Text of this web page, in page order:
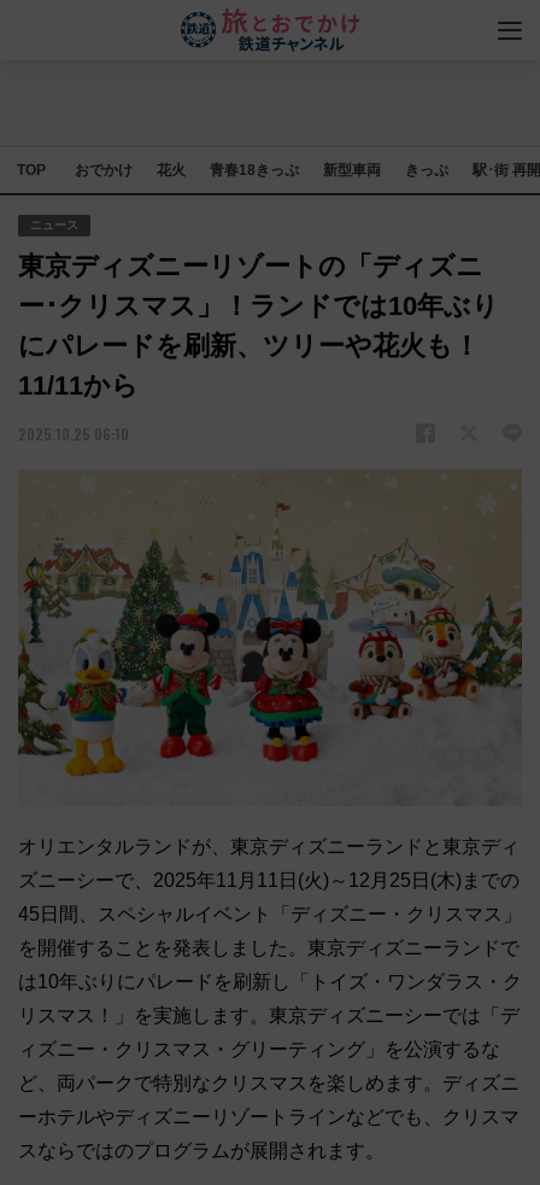
TOP おでかけ 花火 青春18きっぷ 新型車両 きっぷ 駅･街 再
ニュース
東京ディズニーリゾートの「ディズニ
ー･クリスマス」！ランドでは10年ぶり
にパレードを刷新、ツリーや花火も！
11/11から
2025.10.25 06:10
オリエンタルランドが、東京ディズニーランドと東京ディ
ズニーシーで、2025年11月11日(火)～12月25日(木)までの
45日間、スペシャルイベント「ディズニー・クリスマス」
を開催することを発表しました。東京ディズニーランドで
は10年ぶりにパレードを刷新し「トイズ・ワンダラス・ク
リスマス！」を実施します。東京ディズニーシーでは「デ
ィズニー・クリスマス・グリーティング」を公演するな
ど、両パークで特別なクリスマスを楽しめます。ディズニ
ーホテルやディズニーリゾートラインなどでも、クリスマ
スならではのプログラムが展開されます。